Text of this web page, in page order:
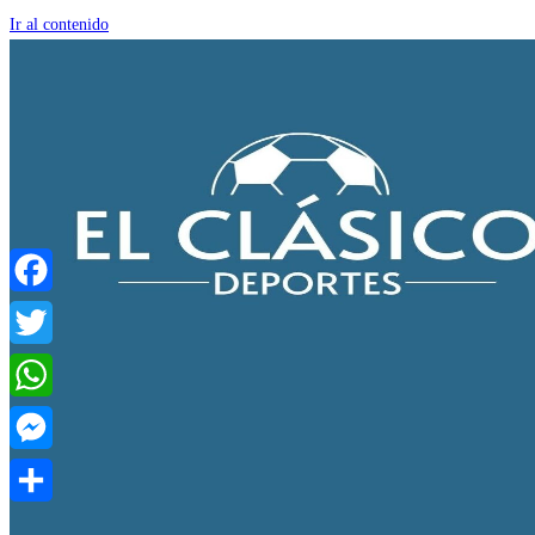
Ir al contenido
Facebook
Twitter
WhatsApp
Messenger